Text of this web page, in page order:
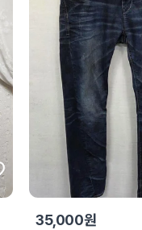
35,000원